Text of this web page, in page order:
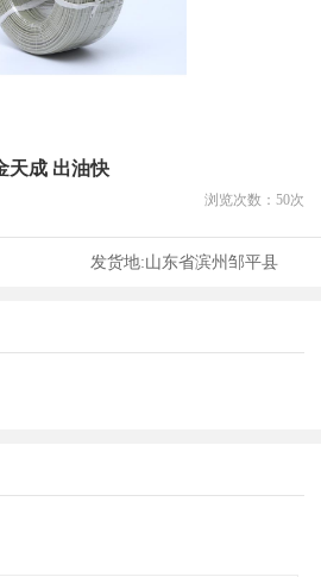
天成 出油快
浏览次数： 50次
发货地:山东省滨州邹平县